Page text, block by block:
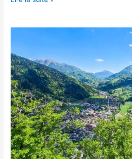
à
Sixt-
Fer-
à-
Cheval